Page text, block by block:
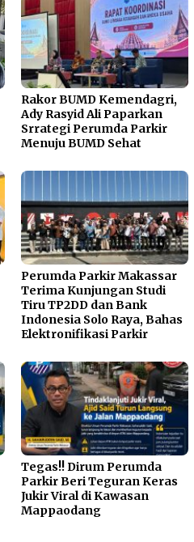
Rakor BUMD Kemendagri,
Ady Rasyid Ali Paparkan
Srrategi Perumda Parkir
Menuju BUMD Sehat
Perumda Parkir Makassar
Terima Kunjungan Studi
Tiru TP2DD dan Bank
Indonesia Solo Raya, Bahas
Elektronifikasi Parkir
Tegas!! Dirum Perumda
Parkir Beri Teguran Keras
Jukir Viral di Kawasan
Mappaodang